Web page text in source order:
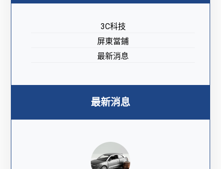
3C科技
屏東當鋪
最新消息
最新消息